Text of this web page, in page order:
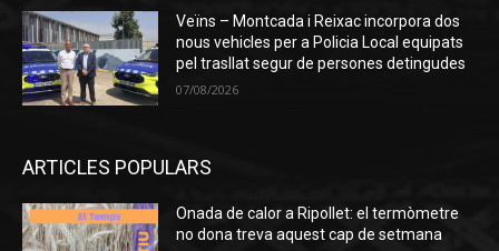
Veïns – Montcada i Reixac incorpora dos
nous vehicles per a Policia Local equipats
pel trasllat segur de persones detingudes
07/08/2026
ARTICLES POPULARS
Onada de calor a Ripollet: el termòmetre
no dona treva aquest cap de setmana